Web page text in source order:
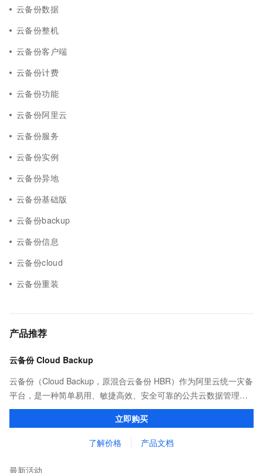
云备份数据
云备份整机
云备份客户端
云备份计费
云备份功能
云备份阿里云
云备份服务
云备份实例
云备份异地
云备份基础版
云备份backup
云备份信息
云备份cloud
云备份重装
产品推荐
云备份 Cloud Backup
云备份（Cloud Backup，原混合云备份 HBR）作为阿里云统一灾备
平台，是一种简单易用、敏捷高效、安全可靠的公共云数据管理服
务，可以为阿里云及本地自建机房内的多种数据类型提供备份、容
灾保护以及策略化归档管理。立即购买
了解价格 产品文档
最新活动